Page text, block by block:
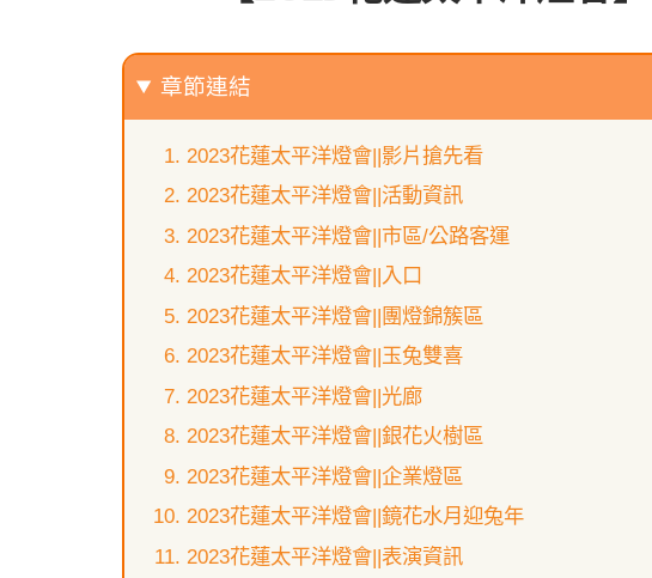
章節連結
2023花蓮太平洋燈會||影片搶先看
2023花蓮太平洋燈會||活動資訊
2023花蓮太平洋燈會||市區/公路客運
2023花蓮太平洋燈會||入口
2023花蓮太平洋燈會||團燈錦簇區
2023花蓮太平洋燈會||玉兔雙喜
2023花蓮太平洋燈會||光廊
2023花蓮太平洋燈會||銀花火樹區
2023花蓮太平洋燈會||企業燈區
2023花蓮太平洋燈會||鏡花水月迎兔年
2023花蓮太平洋燈會||表演資訊